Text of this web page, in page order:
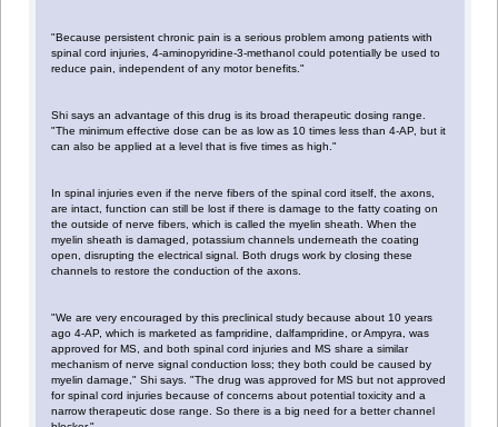
"Because persistent chronic pain is a serious problem among patients with
spinal cord injuries, 4-aminopyridine-3-methanol could potentially be used to
reduce pain, independent of any motor benefits."
Shi says an advantage of this drug is its broad therapeutic dosing range.
"The minimum effective dose can be as low as 10 times less than 4-AP, but it
can also be applied at a level that is five times as high."
In spinal injuries even if the nerve fibers of the spinal cord itself, the axons,
are intact, function can still be lost if there is damage to the fatty coating on
the outside of nerve fibers, which is called the myelin sheath. When the
myelin sheath is damaged, potassium channels underneath the coating
open, disrupting the electrical signal. Both drugs work by closing these
channels to restore the conduction of the axons.
"We are very encouraged by this preclinical study because about 10 years
ago 4-AP, which is marketed as fampridine, dalfampridine, or Ampyra, was
approved for MS, and both spinal cord injuries and MS share a similar
mechanism of nerve signal conduction loss; they both could be caused by
myelin damage," Shi says. "The drug was approved for MS but not approved
for spinal cord injuries because of concerns about potential toxicity and a
narrow therapeutic dose range. So there is a big need for a better channel